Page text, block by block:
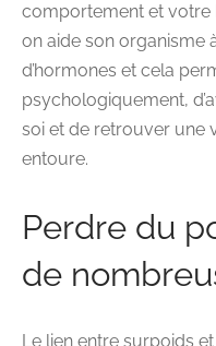
comportement et votre
on aide son organisme
d’hormones et cela
psychologiquement,
soi et de retrouver une
entoure.
Perdre du
de
Le lien entre surpoids